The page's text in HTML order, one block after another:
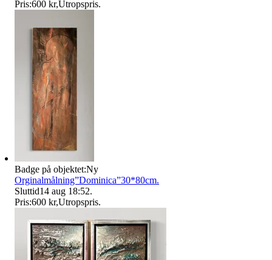
Pris:600 kr,Utropspris.
Badge på objektet:Ny
Orginalmålning”Dominica”30*80cm.
Sluttid14 aug 18:52.
Pris:600 kr,Utropspris.